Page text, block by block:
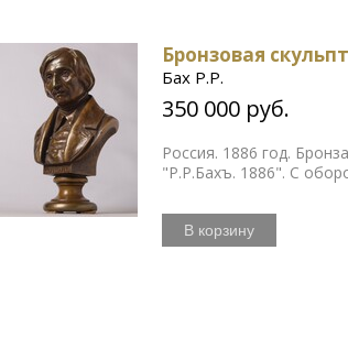
Бронзовая
Бах Р.Р.
350 000 руб.
Россия. 1886 год.
"Р.Р.Бахъ. 1886". С
В корзину